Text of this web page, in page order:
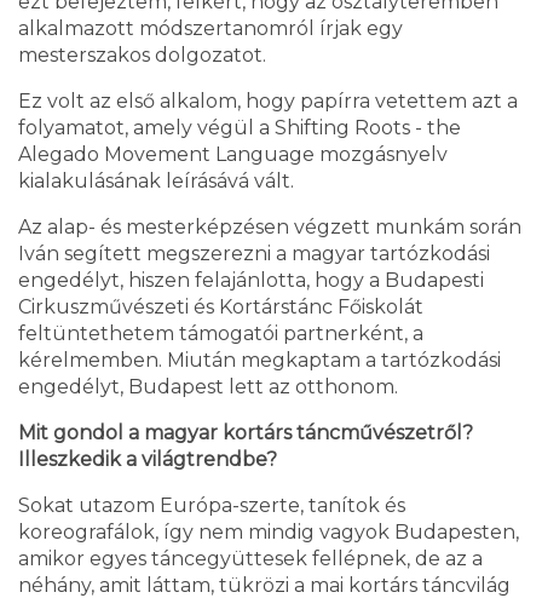
alkalmazott módszertanomról írjak egy
mesterszakos dolgozatot.
Ez volt az első alkalom, hogy papírra vetettem azt a
folyamatot, amely végül a Shifting Roots - the
Alegado Movement Language mozgásnyelv
kialakulásának leírásává vált.
Az alap- és mesterképzésen végzett munkám során
Iván segített megszerezni a magyar tartózkodási
engedélyt, hiszen felajánlotta, hogy a Budapesti
Cirkuszművészeti és Kortárstánc Főiskolát
feltüntethetem támogatói partnerként, a
kérelmemben. Miután megkaptam a tartózkodási
engedélyt, Budapest lett az otthonom.
Mit gondol a magyar kortárs táncművészetről?
Illeszkedik a világtrendbe?
Sokat utazom Európa-szerte, tanítok és
koreografálok, így nem mindig vagyok Budapesten,
amikor egyes táncegyüttesek fellépnek, de az a
néhány, amit láttam, tükrözi a mai kortárs táncvilág